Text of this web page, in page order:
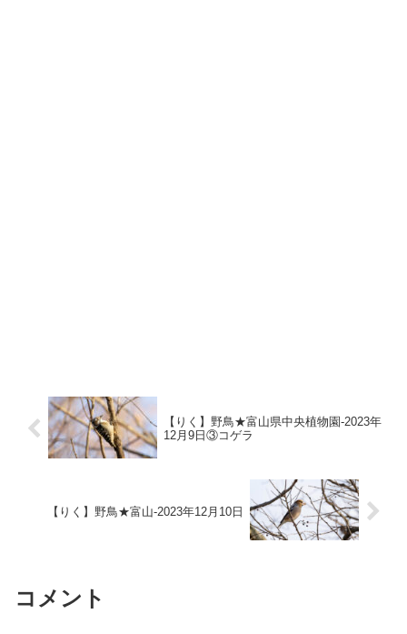
【りく】野鳥★富山県中央植物園-2023年
12月9日③コゲラ
【りく】野鳥★富山-2023年12月10日
コメント